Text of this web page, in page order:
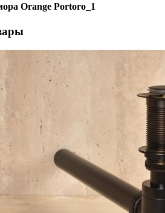
Orange Portoro_1